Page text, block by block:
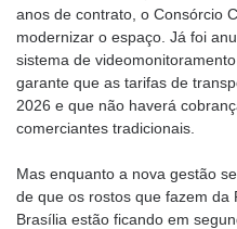
anos de contrato, o Consórcio
modernizar o espaço. Já foi
sistema de
garante que as tarifas de
2026 e que não haverá
comerciantes tradicionais.
Mas enquanto a nova gestão
de que os rostos que fazem da
Brasília estão ficando em